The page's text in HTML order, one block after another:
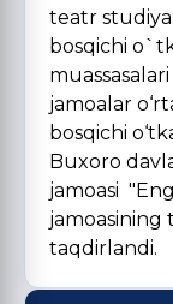
teatr
bosqichi
jamoalar
bosqichi
Buxoro
jamoasi
jamoasining
taqdirlandi.